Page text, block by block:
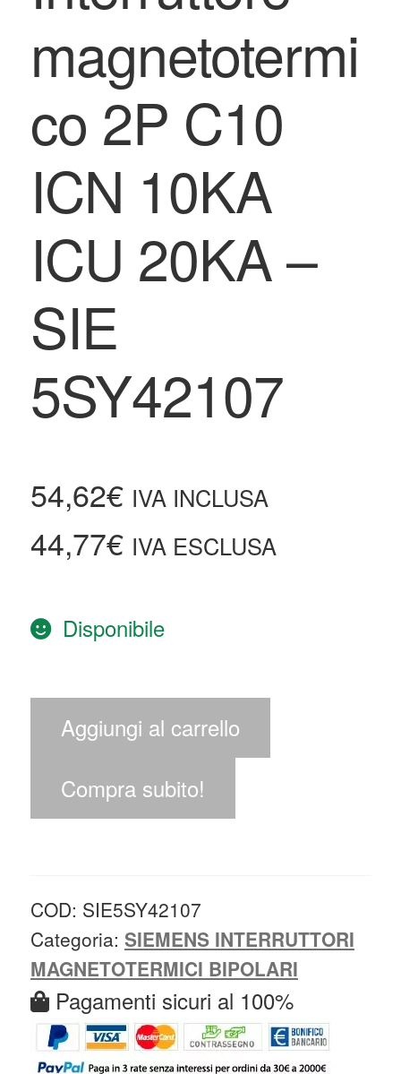
magnetotermi
co 2P C10
ICN 10KA
ICU 20KA –
SIE
5SY42107
54,62€ IVA INCLUSA
44,77€ IVA ESCLUSA
Disponibile
Aggiungi al carrello
Compra subito!
COD: SIE5SY42107
Categoria: SIEMENS INTERRUTTORI
MAGNETOTERMICI BIPOLARI
Pagamenti sicuri al 100%